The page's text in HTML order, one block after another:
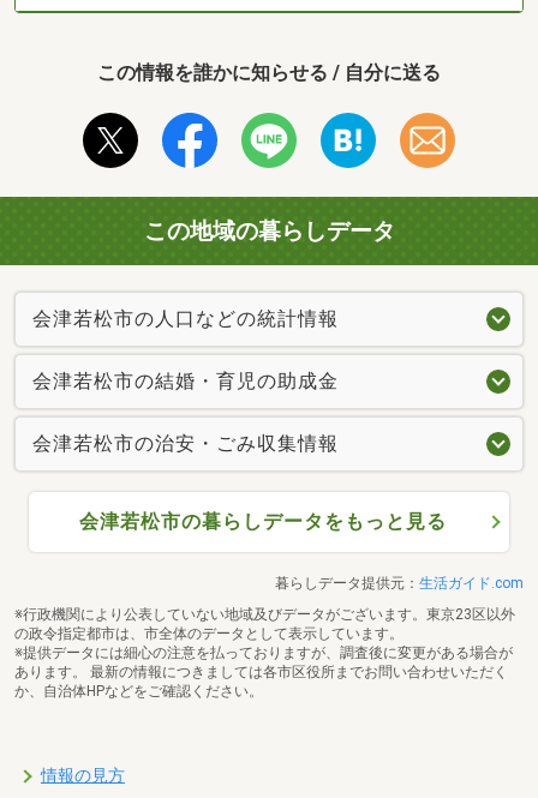
この情報を誰かに知らせる / 自分に送る
この地域の暮らしデータ
会津若松市の人口などの統計情報
会津若松市の結婚・育児の助成金
会津若松市の治安・ごみ収集情報
会津若松市の暮らしデータをもっと見る
暮らしデータ提供元： 生活ガイド.com
※行政機関により公表していない地域及びデータがございます。東京23区以外
の政令指定都市は、市全体のデータとして表示しています。
※提供データには細心の注意を払っておりますが、調査後に変更がある場合が
あります。 最新の情報につきましては各市区役所までお問い合わせいただく
か、自治体HPなどをご確認ください。
情報の見方